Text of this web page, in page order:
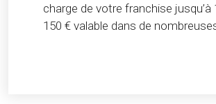
charge de votre franchise
150 € valable dans de